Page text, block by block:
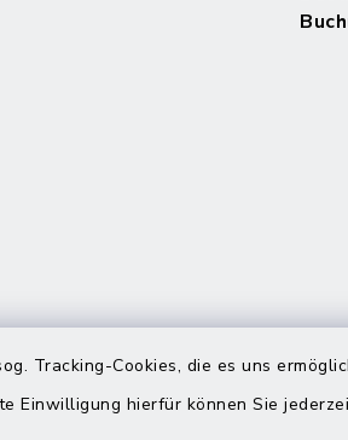
Tracking-Cookies, die es uns
Einwilligung hierfür können Sie